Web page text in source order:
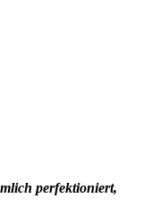
perfektioniert,